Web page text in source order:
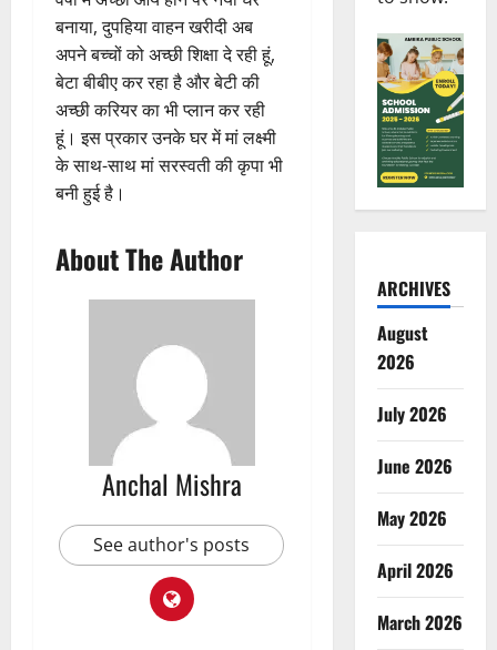
बनाया, दुपहिया वाहन खरीदी अब
अपने बच्चों को अच्छी शिक्षा दे रही हूं,
बेटा बीबीए कर रहा है और बेटी की
अच्छी करियर का भी प्लान कर रही
हूं। इस प्रकार उनके घर में मां लक्ष्मी
के साथ-साथ मां सरस्वती की कृपा भी
बनी हुई है।
About The Author
Anchal Mishra
See author's posts
ARCHIVES
August
2026
July 2026
June 2026
May 2026
April 2026
March 2026